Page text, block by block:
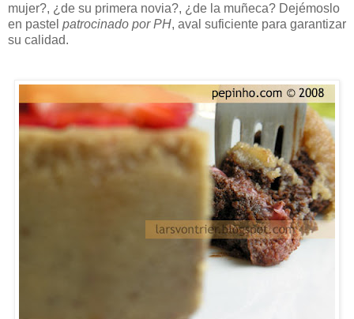
mujer?, ¿de su primera novia?, ¿de la muñeca? Dejémoslo
en pastel patrocinado por PH, aval suficiente para garantizar
su calidad.